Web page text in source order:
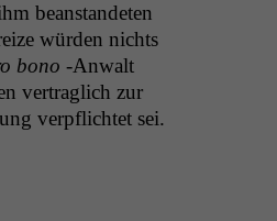
bean­stande­ten
wür­den nichts
bono ‑Anwalt
ver­traglich zur
verpflichtet sei.